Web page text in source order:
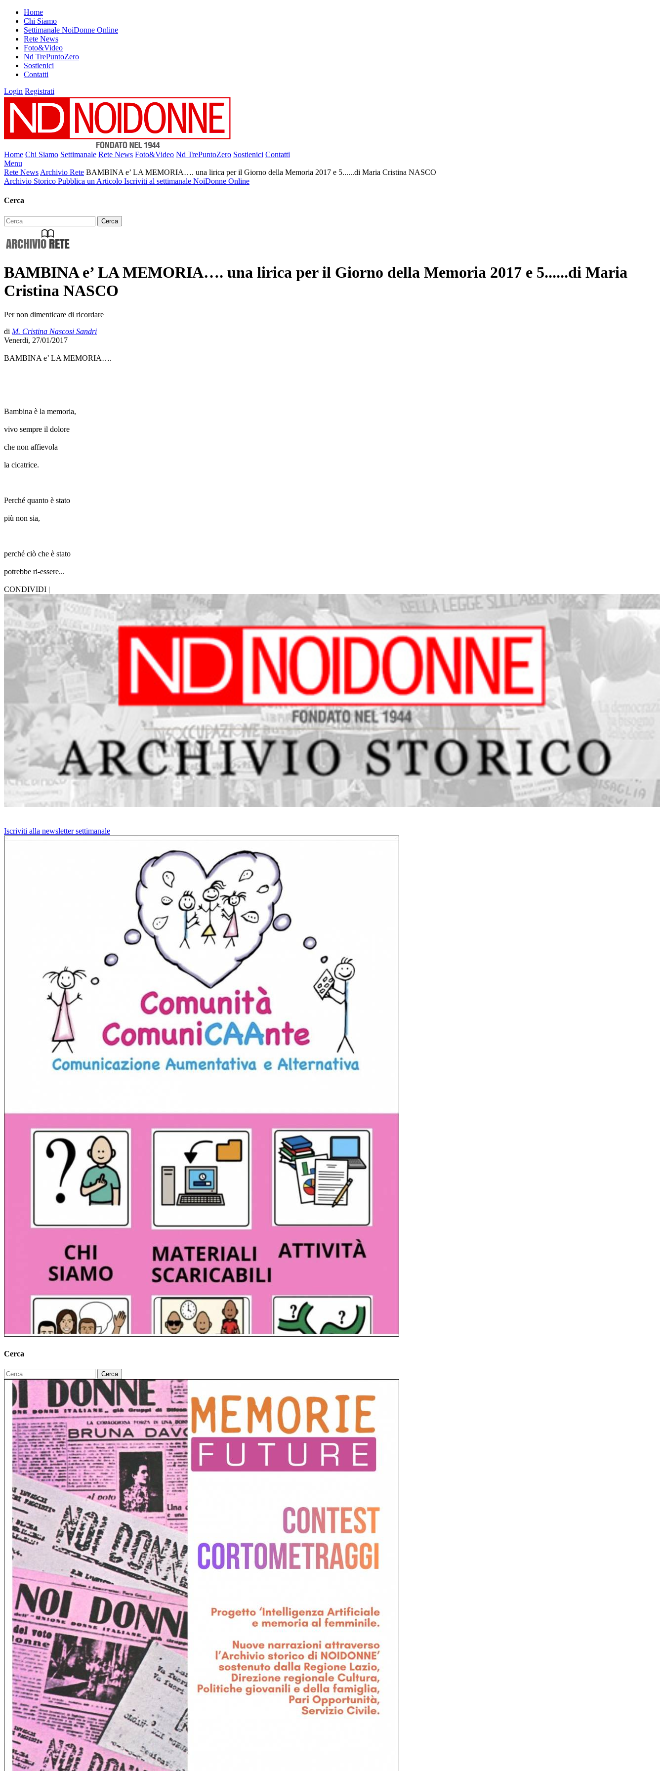
Home
Chi Siamo
Settimanale NoiDonne Online
Rete News
Foto&Video
Nd TrePuntoZero
Sostienici
Contatti
Login Registrati
Home Chi Siamo Settimanale Rete News Foto&Video Nd TrePuntoZero Sostienici Contatti
Menu
Rete News Archivio Rete BAMBINA e’ LA MEMORIA…. una lirica per il Giorno della Memoria 2017 e 5......di Maria Cristina NASCO
Archivio Storico Pubblica un Articolo Iscriviti al settimanale NoiDonne Online
Cerca
BAMBINA e’ LA MEMORIA…. una lirica per il Giorno della Memoria 2017 e 5......di Maria
Cristina NASCO
Per non dimenticare di ricordare
di M. Cristina Nascosi Sandri
Venerdi, 27/01/2017
BAMBINA e’ LA MEMORIA….
Bambina è la memoria,
vivo sempre il dolore
che non affievola
la cicatrice.
Perché quanto è stato
più non sia,
perché ciò che è stato
potrebbe ri-essere...
CONDIVIDI |
Iscriviti alla newsletter settimanale
Cerca